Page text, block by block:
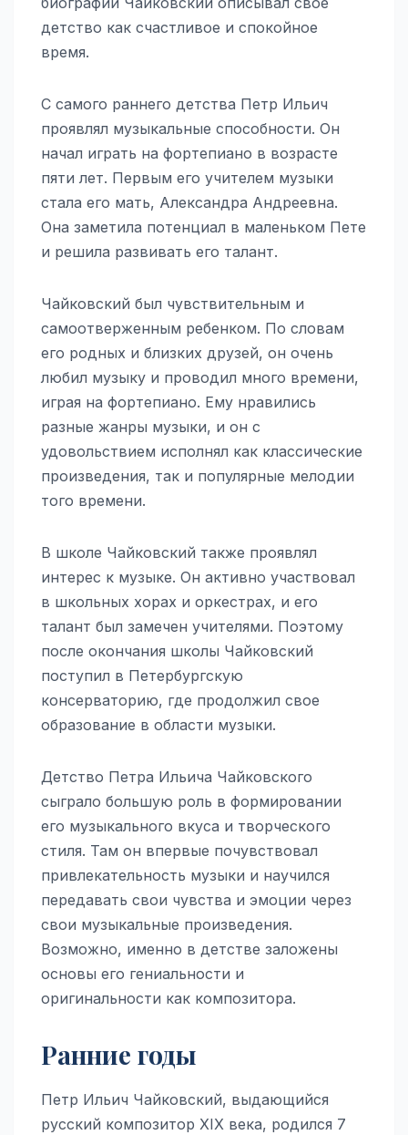
детство как счастливое и спокойное
время.
С самого раннего детства Петр Ильич
проявлял музыкальные способности. Он
начал играть на фортепиано в возрасте
пяти лет. Первым его учителем музыки
стала его мать, Александра Андреевна.
Она заметила потенциал в маленьком Пете
и решила развивать его талант.
Чайковский был чувствительным и
самоотверженным ребенком. По словам
его родных и близких друзей, он очень
любил музыку и проводил много времени,
играя на фортепиано. Ему нравились
разные жанры музыки, и он с
удовольствием исполнял как классические
произведения, так и популярные мелодии
того времени.
В школе Чайковский также проявлял
интерес к музыке. Он активно участвовал
в школьных хорах и оркестрах, и его
талант был замечен учителями. Поэтому
после окончания школы Чайковский
поступил в Петербургскую
консерваторию, где продолжил свое
образование в области музыки.
Детство Петра Ильича Чайковского
сыграло большую роль в формировании
его музыкального вкуса и творческого
стиля. Там он впервые почувствовал
привлекательность музыки и научился
передавать свои чувства и эмоции через
свои музыкальные произведения.
Возможно, именно в детстве заложены
основы его гениальности и
оригинальности как композитора.
Ранние годы
Петр Ильич Чайковский, выдающийся
русский композитор XIX века, родился 7